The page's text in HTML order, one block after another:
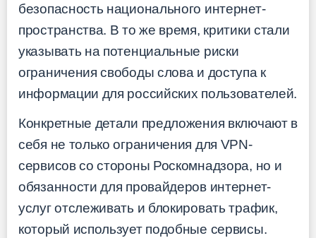
безопасность национального интернет-
пространства. В то же время, критики стали
указывать на потенциальные риски
ограничения свободы слова и доступа к
информации для российских пользователей.
Конкретные детали предложения включают в
себя не только ограничения для VPN-
сервисов со стороны Роскомнадзора, но и
обязанности для провайдеров интернет-
услуг отслеживать и блокировать трафик,
который использует подобные сервисы.